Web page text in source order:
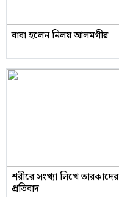
বাবা হলেন নিলয় আলমগীর
শরীরে সংখ্যা লিখে তারকাদের
প্রতিবাদ